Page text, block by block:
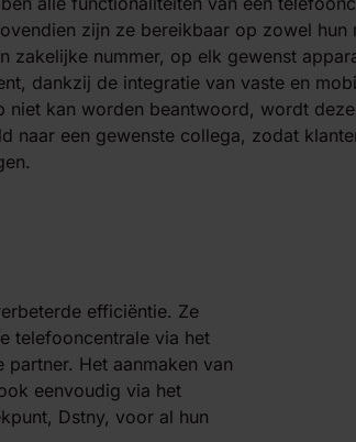
zijn ze bereikbaar op zowel hun
zakelijke nummer, op elk gewenst
dankzij de integratie van vaste en
niet kan worden beantwoord, wordt
naar een gewenste collega, zodat
efficiëntie. Ze
telefooncentrale via het
Het aanmaken van
eenvoudig via het
Dstny, voor al hun